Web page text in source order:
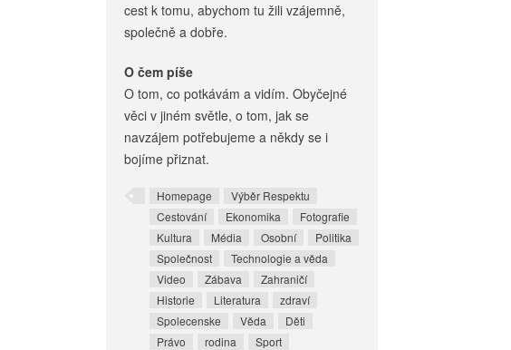
cest k tomu, abychom tu žili vzájemně,
společně a dobře.
O čem píše
O tom, co potkávám a vidím. Obyčejné
věci v jiném světle, o tom, jak se
navzájem potřebujeme a někdy se i
bojíme přiznat.
Homepage
Výběr Respektu
Cestování
Ekonomika
Fotografie
Kultura
Média Osobní
Politika
Společnost
Technologie a věda
Video
Zábava
Zahraničí
Historie
Literatura
zdraví
Spolecenske
Věda
Děti
Právo
rodina
Sport